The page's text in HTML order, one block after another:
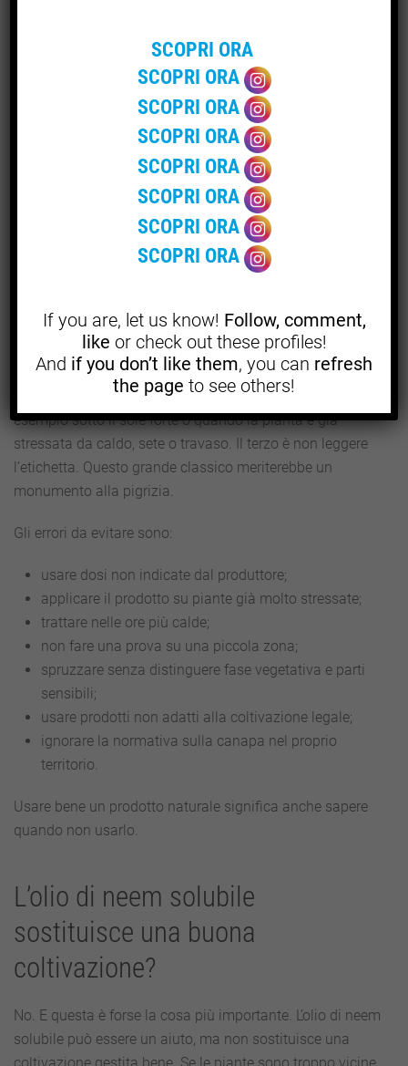
Nella canapa legale, la qualità della materia prima è
fondamentale. Che si tratti di uso industriale, cosmetico
o altro impiego consentito, la gestione della pianta deve
essere pulita, controllata e coerente con le regole.
Quali errori evitare?
Gli errori più comuni sono gli stessi che si vedono spesso
è naturale, si possa usare in qualsiasi quantità. No.
Naturale non significa innocuo in ogni condizione.
Il secondo errore è applicarlo nelle ore sbagliate, per
esempio sotto il sole forte o quando la pianta è già
stressata da caldo, sete o travaso. Il terzo è non leggere
l’etichetta. Questo grande classico meriterebbe un
monumento alla pigrizia.
Gli errori da evitare sono:
usare dosi non indicate dal produttore;
applicare il prodotto su piante già molto stressate;
trattare nelle ore più calde;
non fare una prova su una piccola zona;
spruzzare senza distinguere fase vegetativa e parti
sensibili;
usare prodotti non adatti alla coltivazione legale;
ignorare la normativa sulla canapa nel proprio
territorio.
Usare bene un prodotto naturale significa anche sapere
quando non usarlo.
L’olio di neem solubile
sostituisce una buona
coltivazione?
No. E questa è forse la cosa più importante. L’olio di neem
solubile può essere un aiuto, ma non sostituisce una
coltivazione gestita bene. Se le piante sono troppo vicine,
SCOPRI ORA
SCOPRI ORA
SCOPRI ORA
SCOPRI ORA
SCOPRI ORA
SCOPRI ORA
SCOPRI ORA
SCOPRI ORA
If you are, let us know! Follow, comment,
like or check out these profiles!
And if you don’t like them, you can refresh
the page to see others!